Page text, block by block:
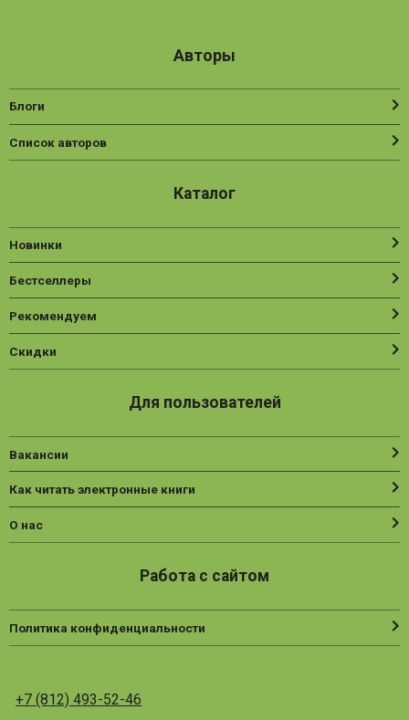
Авторы
Блоги
Список авторов
Каталог
Новинки
Бестселлеры
Рекомендуем
Скидки
Для пользователей
Вакансии
Как читать электронные книги
О нас
Работа с сайтом
Политика конфиденциальности
+7 (812) 493-52-46